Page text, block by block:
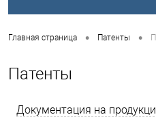
Главная страница • Патенты •
Патенты
Документация на